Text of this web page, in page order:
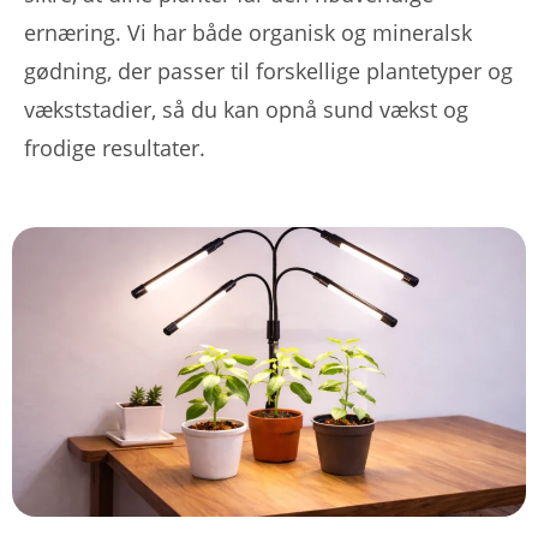
ernæring. Vi har både organisk og mineralsk
gødning, der passer til forskellige plantetyper og
vækststadier, så du kan opnå sund vækst og
frodige resultater.